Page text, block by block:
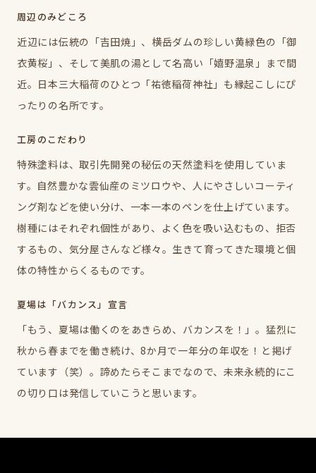
周辺のみどころ
近辺には伝統の「吉田焼」、横岳ダムの珍しい黄緑色の「御
衣黄桜」、そして美肌の湯として名高い「嬉野温泉」まで間
近。日本三大稲荷のひとつ「祐徳稲荷神社」も縁起こしにぴ
ったりの名所です。
工房のこだわり
特殊塗料は、取引先開発の秘伝の天然塗料を使用していま
す。自然豊かな雲仙産のミツロウや、人にやさしいコーティ
ング剤などを使い分け、一本一本のペンを仕上げています。
樹種にはそれぞれ個性があり、よく色を吸い込むもの、拒否
するもの、気分屋さんなど様々。生きて育ってきた環境と個
体の特性からくるものです。
夏場は「バカンス」宣言
「もう、夏場は働くのをあきらめ、バカンスを！」。猛烈に
秋から春までを働き続け、8か月で一年分の年収を！と掲げ
ています（笑）。諦めたらそこまでなので、未来永続的にこ
の切り口は発信していこうと思います。